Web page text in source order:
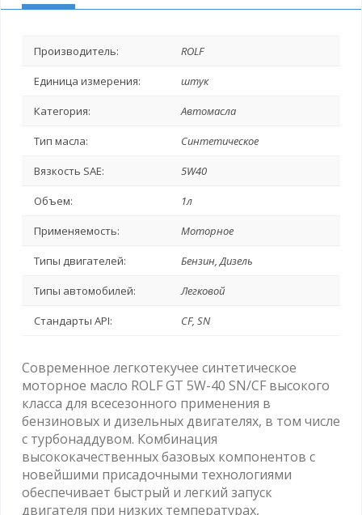
Производитель: ROLF
Единица измерения: штук
Категория: Автомасла
Тип масла: Синтетическое
Вязкость SAE: 5W40
Объем: 1л
Применяемость: Моторное
Типы двигателей: Бензин, Дизель
Типы автомобилей: Легковой
Стандарты API: CF, SN
Современное легкотекучее синтетическое
моторное масло ROLF GT 5W-40 SN/CF высокого
класса для всесезонного применения в
бензиновых и дизельных двигателях, в том числе
с турбонаддувом. Комбинация
высококачественных базовых компонентов с
новейшими присадочными технологиями
обеспечивает быстрый и легкий запуск
двигателя при низких температурах,